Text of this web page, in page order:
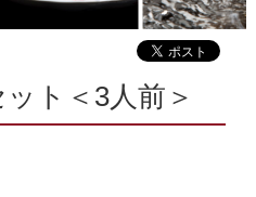
ト＜3人前＞